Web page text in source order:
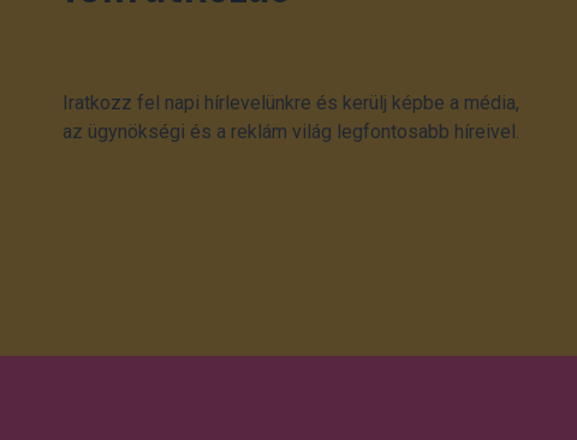
Iratkozz fel napi hírlevelünkre és kerülj képbe a média,
az ügynökségi és a reklám világ legfontosabb híreivel.